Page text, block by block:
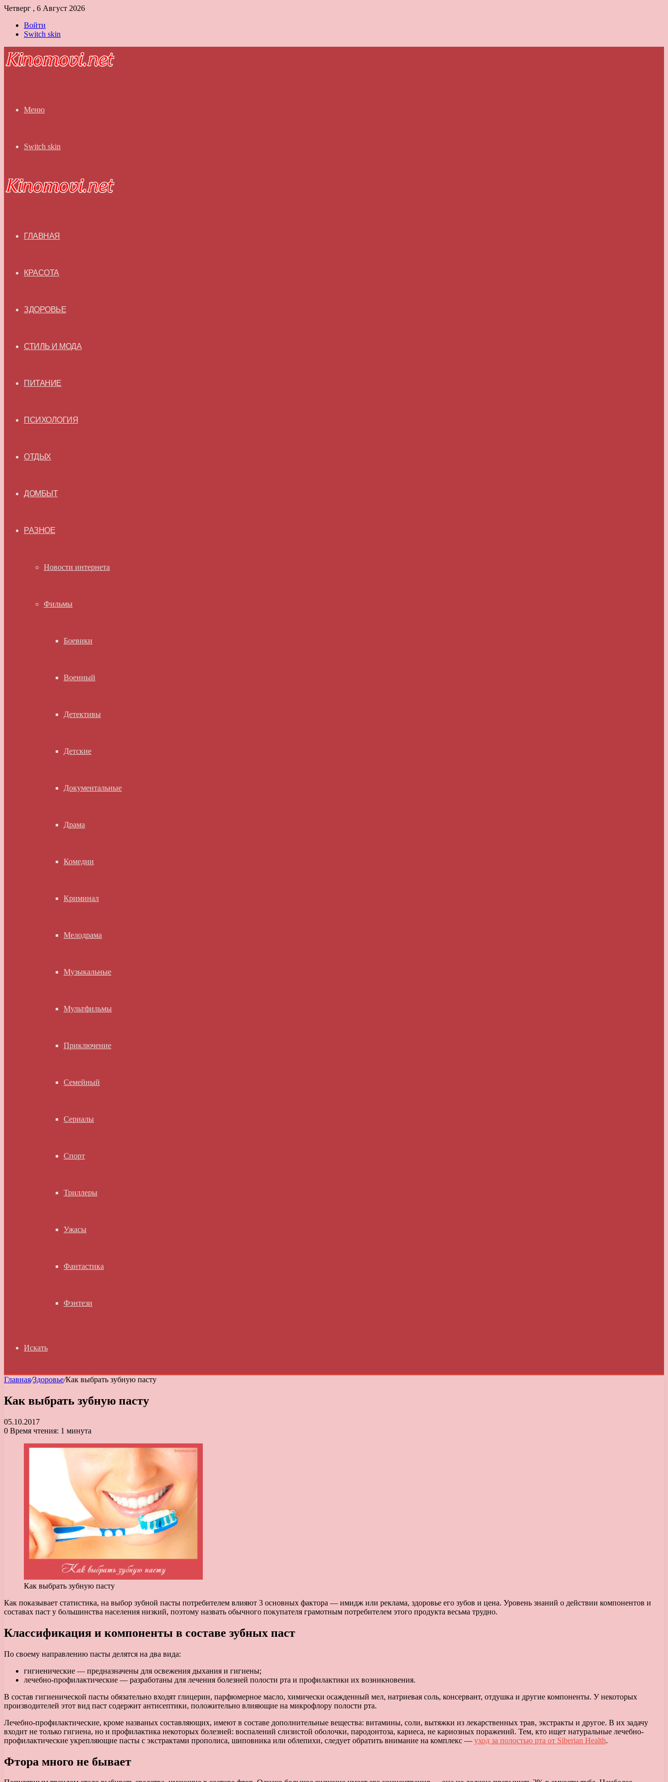
Четверг , 6 Август 2026
Войти
Switch skin
Меню
Switch skin
ГЛАВНАЯ
КРАСОТА
ЗДОРОВЬЕ
СТИЛЬ И МОДА
ПИТАНИЕ
ПСИХОЛОГИЯ
ОТДЫХ
ДОМБЫТ
РАЗНОЕ
Новости интернета
Фильмы
Боевики
Военный
Детективы
Детские
Документальные
Драма
Комедии
Криминал
Мелодрама
Музыкальные
Мультфильмы
Приключение
Семейный
Сериалы
Спорт
Триллеры
Ужасы
Фантастика
Фэнтези
Искать
Главная/Здоровье/Как выбрать зубную пасту
Как выбрать зубную пасту
05.10.2017
0 Время чтения: 1 минута
Как выбрать зубную пасту
Как показывает статистика, на выбор зубной пасты потребителем влияют 3 основных фактора — имидж или реклама, здоровье его зубов и цена. Уровень знаний о действии компонентов и
составах паст у большинства населения низкий, поэтому назвать обычного покупателя грамотным потребителем этого продукта весьма трудно.
Классификация и компоненты в составе зубных паст
По своему направлению пасты делятся на два вида:
гигиенические — предназначены для освежения дыхания и гигиены;
лечебно-профилактические — разработаны для лечения болезней полости рта и профилактики их возникновения.
В состав гигиенической пасты обязательно входят глицерин, парфюмерное масло, химически осажденный мел, натриевая соль, консервант, отдушка и другие компоненты. У некоторых
производителей этот вид паст содержит антисептики, положительно влияющие на микрофлору полости рта.
Лечебно-профилактические, кроме названых составляющих, имеют в составе дополнительные вещества: витамины, соли, вытяжки из лекарственных трав, экстракты и другое. В их задачу
входит не только гигиена, но и профилактика некоторых болезней: воспалений слизистой оболочки, пародонтоза, кариеса, не кариозных поражений. Тем, кто ищет натуральные лечебно-
профилактические укрепляющие пасты с экстрактами прополиса, шиповника или облепихи, следует обратить внимание на комплекс — уход за полостью рта от Siberian Health.
Фтора много не бывает